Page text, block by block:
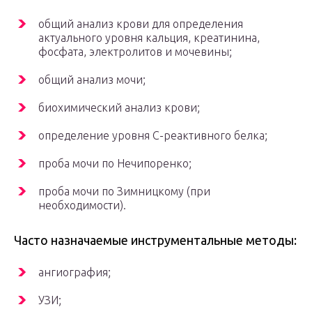
общий анализ крови для определения
актуального уровня кальция, креатинина,
фосфата, электролитов и мочевины;
общий анализ мочи;
биохимический анализ крови;
определение уровня C-реактивного белка;
проба мочи по Нечипоренко;
проба мочи по Зимницкому (при
необходимости).
Часто назначаемые инструментальные методы:
ангиография;
УЗИ;